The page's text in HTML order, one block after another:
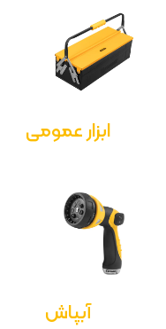
ابزار عمومی
آبپاش